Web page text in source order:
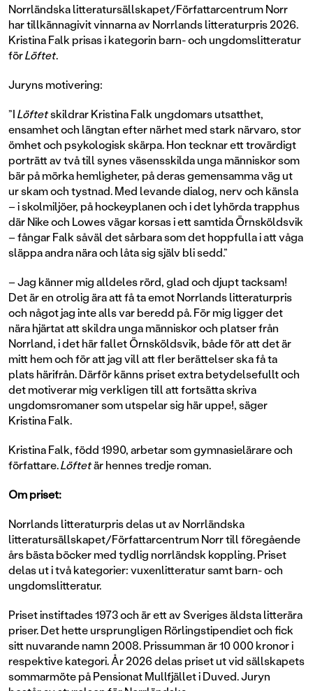
Norrländska litteratursällskapet/Författarcentrum Norr
har tillkännagivit vinnarna av Norrlands litteraturpris 2026.
Kristina Falk prisas i kategorin barn- och ungdomslitteratur
förLöftet.
Juryns motivering:
”ILöftetskildrar Kristina Falk ungdomars utsatthet,
ensamhet och längtan efter närhet med stark närvaro, stor
ömhet och psykologisk skärpa. Hon tecknar ett trovärdigt
porträtt av två till synes väsensskilda unga människor som
bär på mörka hemligheter, på deras gemensamma väg ut
ur skam och tystnad. Med levande dialog, nerv och känsla
– i skolmiljöer, på hockeyplanen och i det lyhörda trapphus
där Nike och Lowes vägar korsas i ett samtida Örnsköldsvik
– fångar Falk såväl det sårbara som det hoppfulla i att våga
släppa andra nära och låta sig själv bli sedd.”
– Jag känner mig alldeles rörd, glad och djupt tacksam!
Det är en otrolig ära att få ta emot Norrlands litteraturpris
och något jag inte alls var beredd på. För mig ligger det
nära hjärtat att skildra unga människor och platser från
Norrland, i det här fallet Örnsköldsvik, både för att det är
mitt hem och för att jag vill att fler berättelser ska få ta
plats härifrån. Därför känns priset extra betydelsefullt och
det motiverar mig verkligen till att fortsätta skriva
ungdomsromaner som utspelar sig här uppe!, säger
Kristina Falk.
Kristina Falk, född 1990, arbetar som gymnasielärare och
författare.Löftetär hennes tredje roman.
Om priset:
Norrlands litteraturpris delas ut av Norrländska
litteratursällskapet/Författarcentrum Norr till föregående
års bästa böcker med tydlig norrländsk koppling. Priset
delas ut i två kategorier: vuxenlitteratur samt barn- och
ungdomslitteratur.
Priset instiftades 1973 och är ett av Sveriges äldsta litterära
priser. Det hette ursprungligen Rörlingstipendiet och fick
sitt nuvarande namn 2008. Prissumman är 10 000 kronor i
respektive kategori. År 2026 delas priset ut vid sällskapets
sommarmöte på Pensionat Mullfjället i Duved. Juryn